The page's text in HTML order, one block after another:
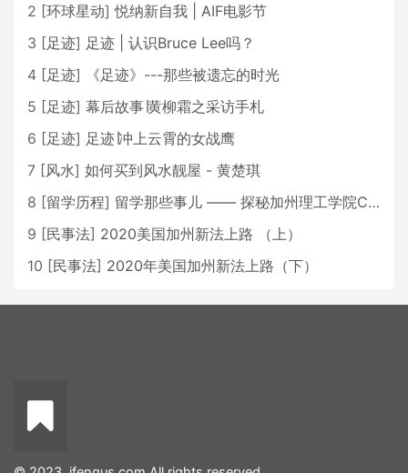
2 [环球星动] 悦纳新自我 | AIF电影节
3 [足迹] 足迹 | 认识Bruce Lee吗？
4 [足迹]
《足迹》---那些被遗忘的时光
5 [足迹] 幕后故事∣黄柳霜之采访手札
6 [足迹] 足迹∣冲上云霄的女战鹰
7 [风水] 如何买到风水靓屋 - 黄楚琪
8 [留学历程] 留学那些事儿 —— 探秘加州理工学院Caltech博士生活 [上集]
9 [民事法] 2020美国加州新法上路 （上）
10 [民事法] 2020年美国加州新法上路（下）